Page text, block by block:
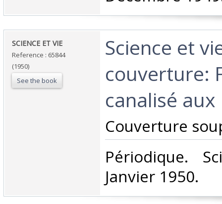
‎SCIENCE ET VIE ‎
Reference : 65844
(1950)
See the book
‎Science et
couverture:
canalisé
‎Couverture
‎Périodique.
Janvier 1950.‎